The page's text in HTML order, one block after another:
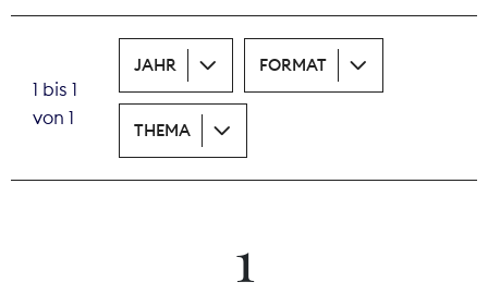
Theodor-Wolff-Preis
1 bis 1
von 1
JAHR FORMAT
THEMA
1